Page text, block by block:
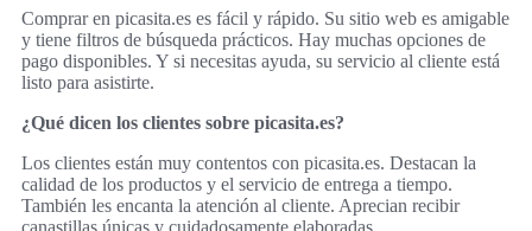
Comprar en picasita.es es fácil y rápido. Su sitio web es amigable
y tiene filtros de búsqueda prácticos. Hay muchas opciones de
pago disponibles. Y si necesitas ayuda, su servicio al cliente está
listo para asistirte.
¿Qué dicen los clientes sobre picasita.es?
Los clientes están muy contentos con picasita.es. Destacan la
calidad de los productos y el servicio de entrega a tiempo.
También les encanta la atención al cliente. Aprecian recibir
canastillas únicas y cuidadosamente elaboradas.